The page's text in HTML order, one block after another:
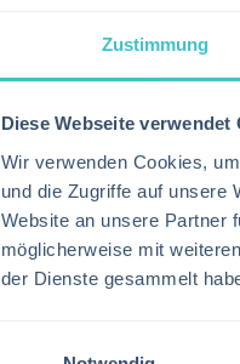
Zustimmung
Diese Webseite verwendet
Wir verwenden Cookies,
und die Zugriffe auf unsere
Website an unsere Partner
möglicherweise mit
der Dienste gesammelt
Verständnis
kontextuelles
Zugriff auf
Feedback-
In der Praxis bleibt
Diese Entwicklung